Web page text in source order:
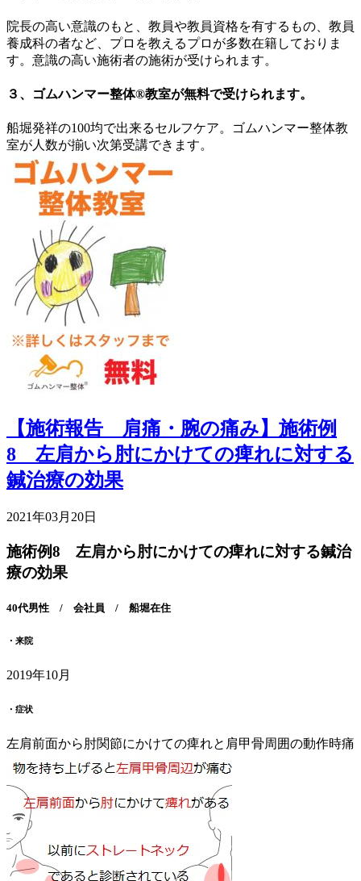
院長の高い意識のもと、教員や教員資格を有するもの、教員
養成科の者など、プロを教えるプロが多数在籍しておりま
す。意識の高い施術者の施術が受けられます。
３、ゴムハンマー整体®︎教室が無料で受けられます。
船堀発祥の100均で出来るセルフケア。ゴムハンマー整体教
室が人数が揃い次第受講できます。
【施術報告 肩痛・腕の痛み】施術例
8 左肩から肘にかけての痺れに対する
鍼治療の効果
2021年03月20日
施術例8 左肩から肘にかけての痺れに対する鍼治
療の効果
40代男性 / 会社員 / 船堀在住
・来院
2019年10月
・症状
左肩前面から肘関節にかけての痺れと肩甲骨周囲の動作時痛